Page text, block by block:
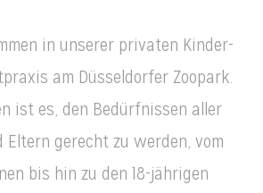
in unserer privaten Kinder-
am Düsseldorfer Zoopark.
ist es, den Bedürfnissen aller
Eltern gerecht zu werden, vom
bis hin zu den 18-jährigen